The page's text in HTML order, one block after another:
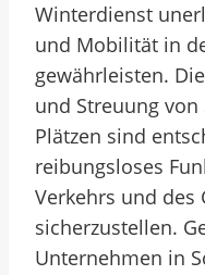
Winterdienst
und Mobilität in
gewährleisten.
und Streuung von
Plätzen sind
reibungsloses
Verkehrs und des
sicherzustellen.
Unternehmen in